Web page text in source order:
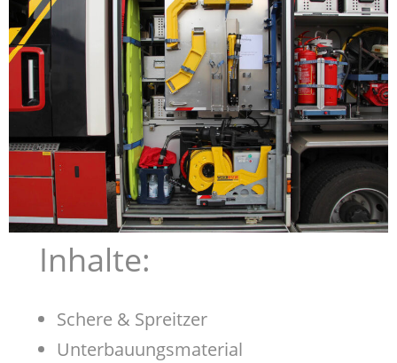
Inhalte:
Schere & Spreitzer
Unterbauungsmaterial